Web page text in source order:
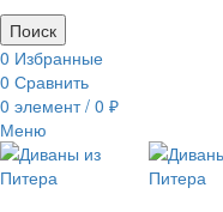
Поиск
0 Избранные
0 Сравнить
0 элемент / 0 ₽
Меню